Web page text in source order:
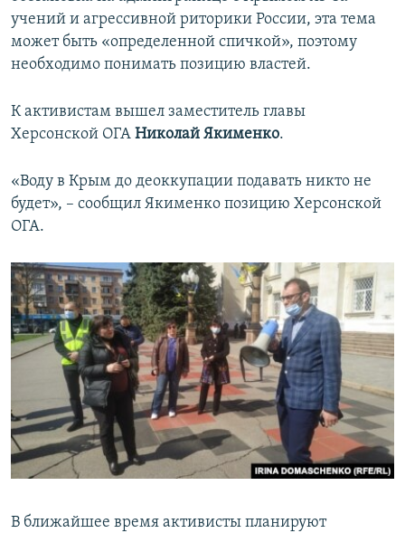
учений и агрессивной риторики России, эта тема
может быть «определенной спичкой», поэтому
необходимо понимать позицию властей.
К активистам вышел заместитель главы
Херсонской ОГА Николай Якименко.
«Воду в Крым до деоккупации подавать никто не
будет», – сообщил Якименко позицию Херсонской
ОГА.
В ближайшее время активисты планируют